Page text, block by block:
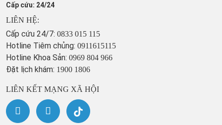
Cấp cứu: 24/24
LIÊN HỆ:
Cấp cứu 24/7: 0833 015 115
Hotline Tiêm chủng: 0911615115
Hotline Khoa Sản: 0969 804 966
Đặt lịch khám: 1900 1806
LIÊN KẾT MẠNG XÃ HỘI